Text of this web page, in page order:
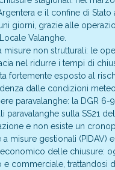
e il confine di
giorni, grazie alle
Valanghe.
misure non strutturali: le
nel ridurre i tempi di
fortemente esposto al
dalle condizioni
paravalanghe: la DGR
paravalanghe sulla SS21
e non esiste un
misure gestionali (PIDAV)
delle chiusure:
e commerciale, trattandosi